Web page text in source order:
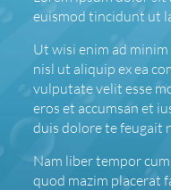
euismod tincidunt ut
Ut wisi enim ad
nisl ut aliquip ex ea
vulputate velit esse
eros et accumsan et
duis dolore te feugait
Nam liber tempor
quod mazim placerat